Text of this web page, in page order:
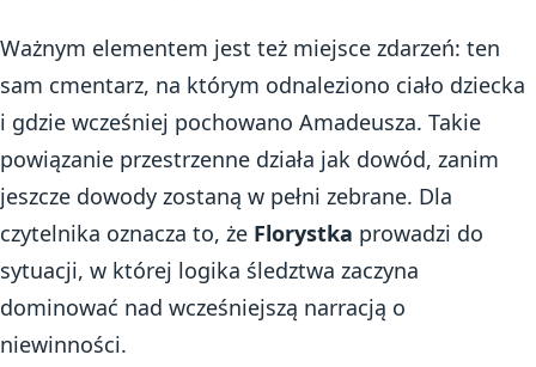
Ważnym elementem jest też miejsce zdarzeń: ten
sam cmentarz, na którym odnaleziono ciało dziecka
i gdzie wcześniej pochowano Amadeusza. Takie
powiązanie przestrzenne działa jak dowód, zanim
jeszcze dowody zostaną w pełni zebrane. Dla
czytelnika oznacza to, że Florystka prowadzi do
sytuacji, w której logika śledztwa zaczyna
dominować nad wcześniejszą narracją o
niewinności.